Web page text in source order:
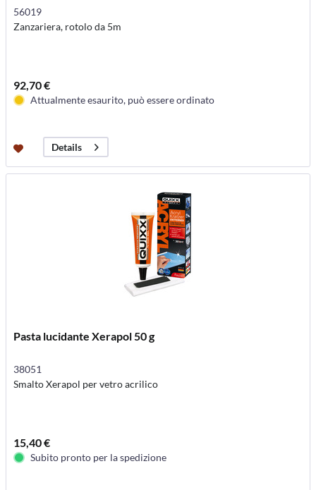
56019
Zanzariera, rotolo da 5m
92,70 €
Attualmente esaurito, può essere ordinato
Details
Pasta lucidante Xerapol 50 g
38051
Smalto Xerapol per vetro acrilico
15,40 €
Subito pronto per la spedizione